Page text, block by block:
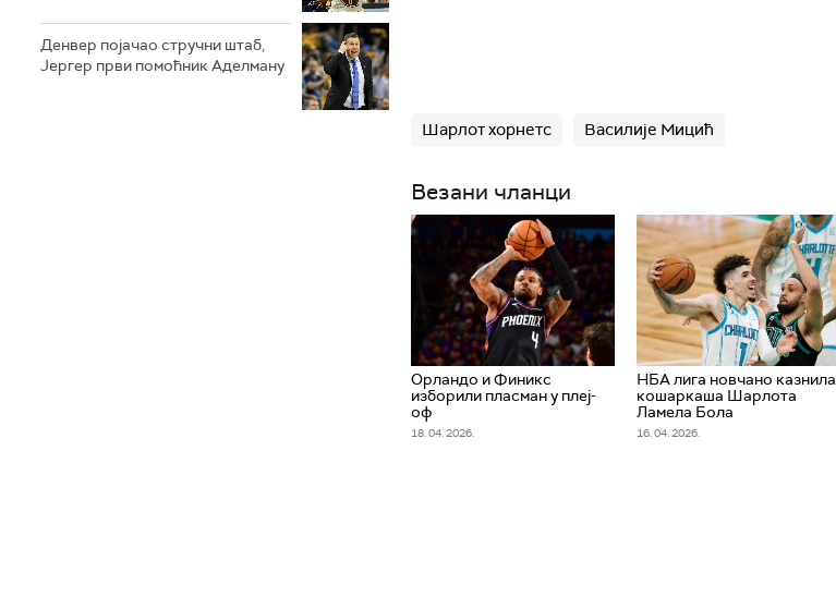
Денвер појачао стручни штаб,
Јергер први помоћник Аделману
Шарлот хорнетс Василије Мицић
Везани чланци
Орландо и Финикс
изборили пласман у плеј-
оф
18. 04. 2026.
НБА лига новчано казнила
кошаркаша Шарлота
Ламела Бола
16. 04. 2026.